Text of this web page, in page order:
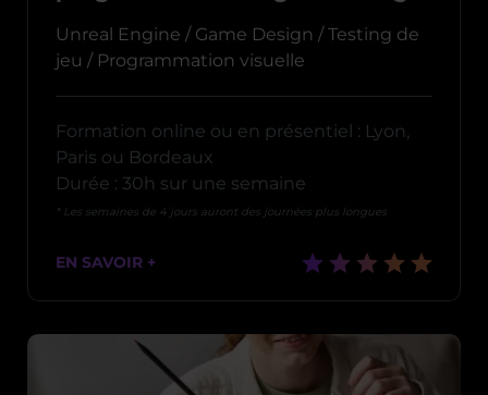
Unreal Engine / Game Design / Testing de
jeu / Programmation visuelle
Formation online ou en présentiel : Lyon,
Paris ou Bordeaux
Durée : 30h sur une semaine
* Les semaines de 4 jours auront des journées plus longues
EN SAVOIR +